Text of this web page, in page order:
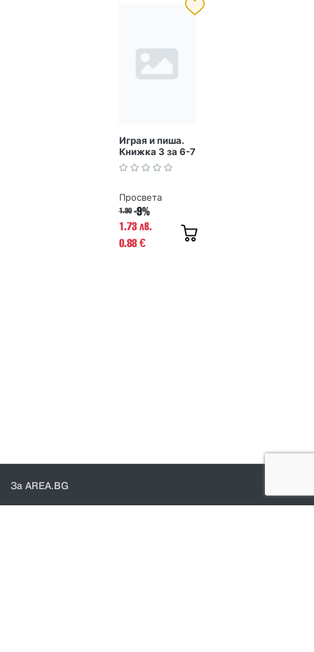
Играя и пиша.
Книжка 3 за 6-7
години
Просвета
1.90 -9%
1.73 лв.
0.88€
За AREA.BG